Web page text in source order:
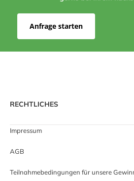
Anfrage starten
RECHTLICHES
Impressum
AGB
Teilnahmebedingungen für unsere